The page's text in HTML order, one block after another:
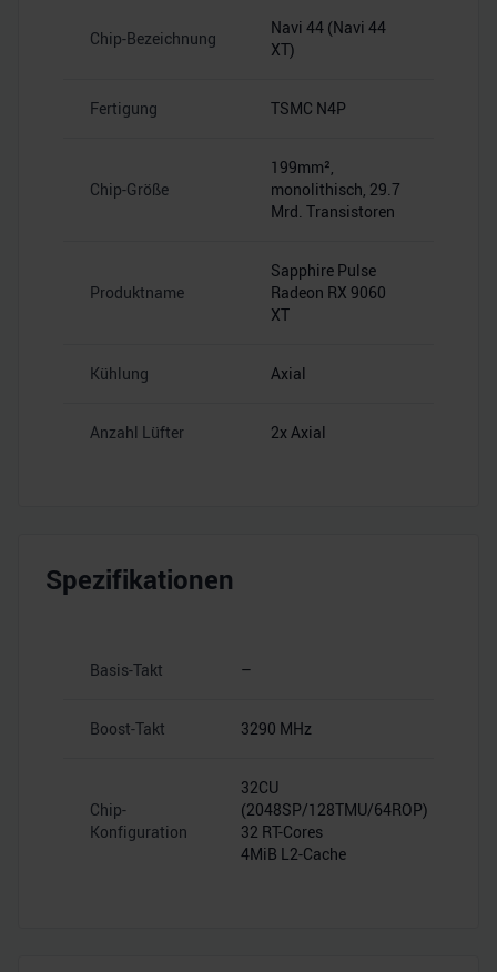
Chip-Bezeichnung
Navi 44 (Navi 44
XT)
Fertigung TSMC N4P
Chip-Größe
199mm²,
monolithisch, 29.7
Mrd. Transistoren
Produktname
Sapphire Pulse
Radeon RX 9060
XT
Kühlung Axial
Anzahl Lüfter 2x Axial
Spezifikationen
Basis-Takt –
Boost-Takt 3290 MHz
Chip-
Konfiguration
32CU
(2048SP/128TMU/64ROP)
32 RT-Cores
4MiB L2-Cache